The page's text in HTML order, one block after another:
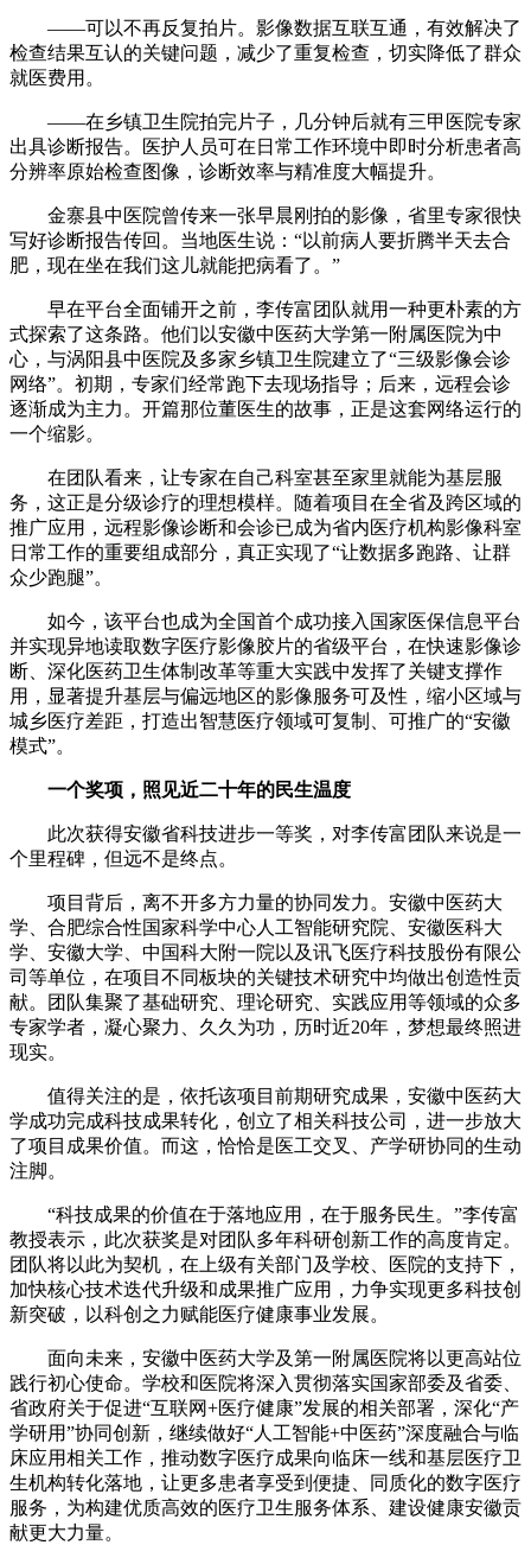
——可以不再反复拍片。影像数据互联互通，有效解决了
检查结果互认的关键问题，减少了重复检查，切实降低了群众
就医费用。
——在乡镇卫生院拍完片子，几分钟后就有三甲医院专家
出具诊断报告。医护人员可在日常工作环境中即时分析患者高
分辨率原始检查图像，诊断效率与精准度大幅提升。
金寨县中医院曾传来一张早晨刚拍的影像，省里专家很快
写好诊断报告传回。当地医生说：“以前病人要折腾半天去合
肥，现在坐在我们这儿就能把病看了。”
早在平台全面铺开之前，李传富团队就用一种更朴素的方
式探索了这条路。他们以安徽中医药大学第一附属医院为中
心，与涡阳县中医院及多家乡镇卫生院建立了“三级影像会诊
网络”。初期，专家们经常跑下去现场指导；后来，远程会诊
逐渐成为主力。开篇那位董医生的故事，正是这套网络运行的
一个缩影。
在团队看来，让专家在自己科室甚至家里就能为基层服
务，这正是分级诊疗的理想模样。随着项目在全省及跨区域的
推广应用，远程影像诊断和会诊已成为省内医疗机构影像科室
日常工作的重要组成部分，真正实现了“让数据多跑路、让群
众少跑腿”。
如今，该平台也成为全国首个成功接入国家医保信息平台
并实现异地读取数字医疗影像胶片的省级平台，在快速影像诊
断、深化医药卫生体制改革等重大实践中发挥了关键支撑作
用，显著提升基层与偏远地区的影像服务可及性，缩小区域与
城乡医疗差距，打造出智慧医疗领域可复制、可推广的“安徽
模式”。
一个奖项，照见近二十年的民生温度
此次获得安徽省科技进步一等奖，对李传富团队来说是一
个里程碑，但远不是终点。
项目背后，离不开多方力量的协同发力。安徽中医药大
学、合肥综合性国家科学中心人工智能研究院、安徽医科大
学、安徽大学、中国科大附一院以及讯飞医疗科技股份有限公
司等单位，在项目不同板块的关键技术研究中均做出创造性贡
献。团队集聚了基础研究、理论研究、实践应用等领域的众多
专家学者，凝心聚力、久久为功，历时近20年，梦想最终照进
现实。
值得关注的是，依托该项目前期研究成果，安徽中医药大
学成功完成科技成果转化，创立了相关科技公司，进一步放大
了项目成果价值。而这，恰恰是医工交叉、产学研协同的生动
注脚。
“科技成果的价值在于落地应用，在于服务民生。”李传富
教授表示，此次获奖是对团队多年科研创新工作的高度肯定。
团队将以此为契机，在上级有关部门及学校、医院的支持下，
加快核心技术迭代升级和成果推广应用，力争实现更多科技创
新突破，以科创之力赋能医疗健康事业发展。
面向未来，安徽中医药大学及第一附属医院将以更高站位
践行初心使命。学校和医院将深入贯彻落实国家部委及省委、
省政府关于促进“互联网+医疗健康”发展的相关部署，深化“产
学研用”协同创新，继续做好“人工智能+中医药”深度融合与临
床应用相关工作，推动数字医疗成果向临床一线和基层医疗卫
生机构转化落地，让更多患者享受到便捷、同质化的数字医疗
服务，为构建优质高效的医疗卫生服务体系、建设健康安徽贡
献更大力量。